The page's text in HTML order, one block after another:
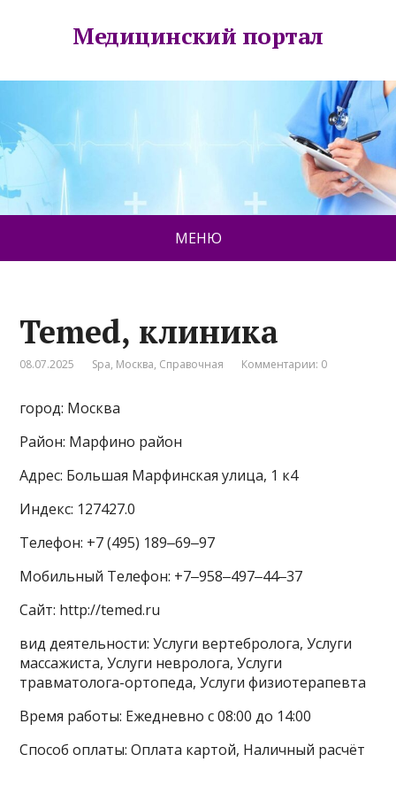
Медицинский портал
МЕНЮ
Temed, клиника
08.07.2025 Spa, Москва, Справочная Комментарии: 0
город: Москва
Район: Марфино район
Адрес: Большая Марфинская улица, 1 к4
Индекс: 127427.0
Телефон: +7 (495) 189‒69‒97
Мобильный Телефон: +7‒958‒497‒44‒37
Сайт: http://temed.ru
вид деятельности: Услуги вертебролога, Услуги
массажиста, Услуги невролога, Услуги
травматолога-ортопеда, Услуги физиотерапевта
Время работы: Ежедневно с 08:00 до 14:00
Способ оплаты: Оплата картой, Наличный расчёт